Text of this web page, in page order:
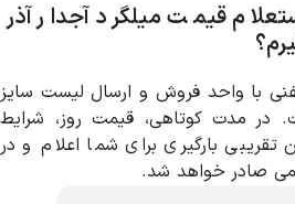
قیمت میلگرد آجدار آذر
با واحد فروش و ارسال لیست سایز
در مدت کوتاهی، قیمت روز، شرایط
بارگیری برای شما اعلام و در
صادر خواهد شد.